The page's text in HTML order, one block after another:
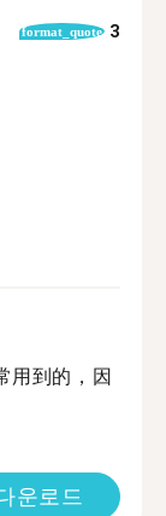
format_quote 3
用到的，因
운로드